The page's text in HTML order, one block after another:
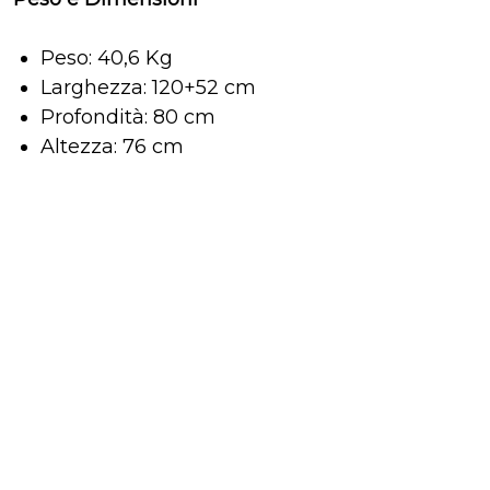
Peso: 40,6 Kg
Larghezza: 120+52 cm
Profondità: 80 cm
Altezza: 76 cm